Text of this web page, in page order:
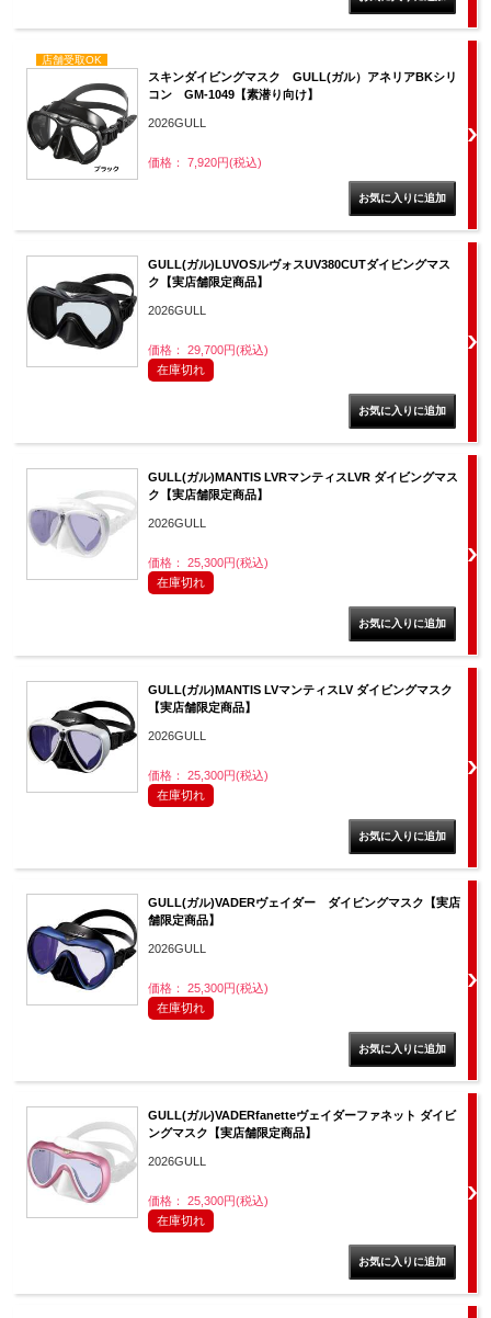
店舗受取OK
スキンダイビングマスク GULL(ガル）アネリアBKシリ
コン GM-1049【素潜り向け】
2026GULL
価格： 7,920円(税込)
GULL(ガル)LUVOSルヴォスUV380CUTダイビングマス
ク【実店舗限定商品】
2026GULL
価格： 29,700円(税込)
在庫切れ
GULL(ガル)MANTIS LVRマンティスLVR ダイビングマス
ク【実店舗限定商品】
2026GULL
価格： 25,300円(税込)
在庫切れ
GULL(ガル)MANTIS LVマンティスLV ダイビングマスク
【実店舗限定商品】
2026GULL
価格： 25,300円(税込)
在庫切れ
GULL(ガル)VADERヴェイダー ダイビングマスク【実店
舗限定商品】
2026GULL
価格： 25,300円(税込)
在庫切れ
GULL(ガル)VADERfanetteヴェイダーファネット ダイビ
ングマスク【実店舗限定商品】
2026GULL
価格： 25,300円(税込)
在庫切れ